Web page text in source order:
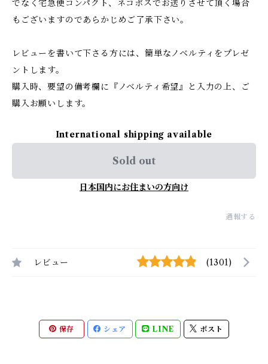
でなく宅急便コンパクト、ネコポスでお送りさせて頂く場合
もございますのであらかじめご了承下さい。
レビューを書いて下さる方には、簡単なノベルティをプレゼ
ントします。
購入時、要望の備考欄に『ノベルティ希望』と入力の上、ご
購入お願いします。
International shipping available
Sold out
日本国内にお住まいの方向け
通報する
レビュー (1301)
保存 シェア LINE ポスト